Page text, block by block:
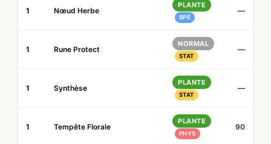
1 Nœud Herbe
PLANTE
SPÉ
—
1 Rune Protect
NORMAL
STAT
—
1 Synthèse
PLANTE
STAT
—
1 Tempête Florale
PLANTE
PHYS
90